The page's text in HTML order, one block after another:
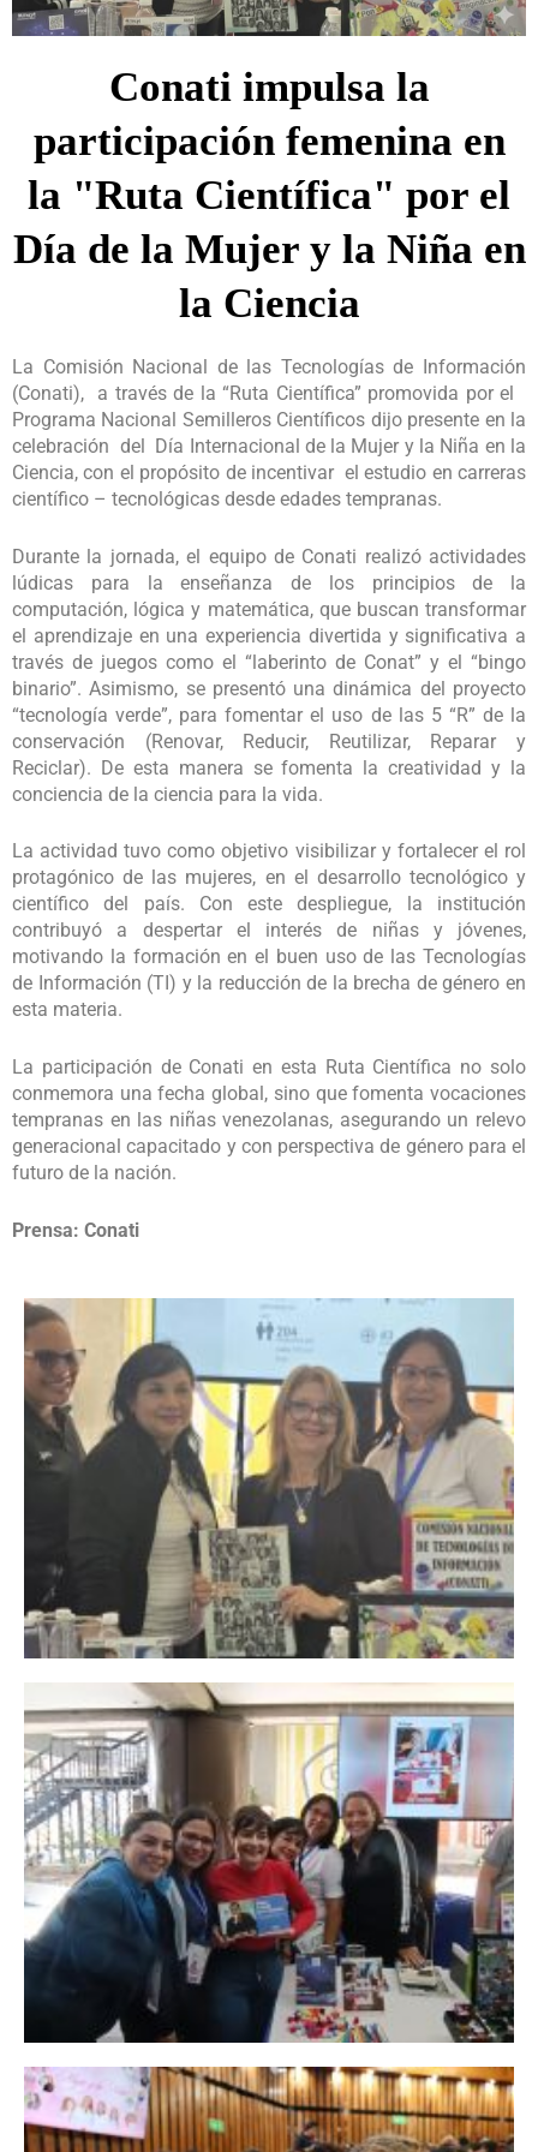
Conati impulsa la
participación femenina en
la "Ruta Científica" por el
Día de la Mujer y la Niña en
la Ciencia
La Comisión Nacional de las Tecnologías de Información
(Conati), a través de la “Ruta Científica” promovida por el
Programa Nacional Semilleros Científicos dijo presente en la
celebración del Día Internacional de la Mujer y la Niña en la
Ciencia, con el propósito de incentivar el estudio en carreras
científico – tecnológicas desde edades tempranas.
Durante la jornada, el equipo de Conati realizó actividades
lúdicas para la enseñanza de los principios de la
computación, lógica y matemática, que buscan transformar
el aprendizaje en una experiencia divertida y significativa a
través de juegos como el “laberinto de Conat” y el “bingo
binario”. Asimismo, se presentó una dinámica del proyecto
“tecnología verde”, para fomentar el uso de las 5 “R” de la
conservación (Renovar, Reducir, Reutilizar, Reparar y
Reciclar). De esta manera se fomenta la creatividad y la
conciencia de la ciencia para la vida.
La actividad tuvo como objetivo visibilizar y fortalecer el rol
protagónico de las mujeres, en el desarrollo tecnológico y
científico del país. Con este despliegue, la institución
contribuyó a despertar el interés de niñas y jóvenes,
motivando la formación en el buen uso de las Tecnologías
de Información (TI) y la reducción de la brecha de género en
esta materia.
La participación de Conati en esta Ruta Científica no solo
conmemora una fecha global, sino que fomenta vocaciones
tempranas en las niñas venezolanas, asegurando un relevo
generacional capacitado y con perspectiva de género para el
futuro de la nación.
Prensa: Conati